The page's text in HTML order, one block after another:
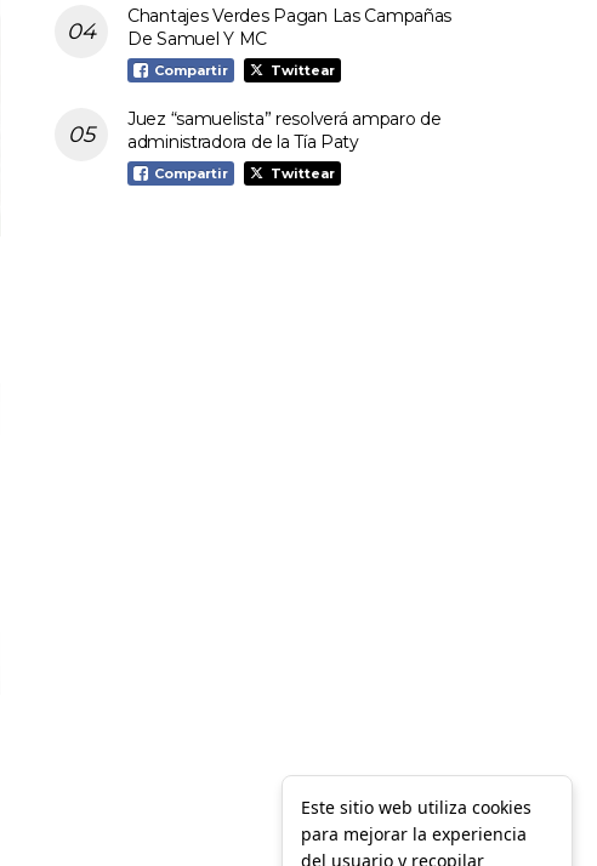
Chantajes Verdes Pagan Las Campañas
De Samuel Y MC
Compartir Twittear
Juez “samuelista” resolverá amparo de
administradora de la Tía Paty
Compartir Twittear
Este sitio web utiliza cookies
para mejorar la experiencia
del usuario y recopilar